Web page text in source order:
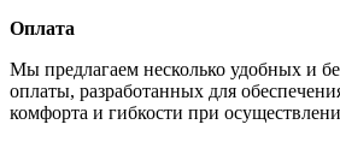
Оплата
Мы предлагаем несколько удобных и
оплаты, разработанных для
комфорта и гибкости при